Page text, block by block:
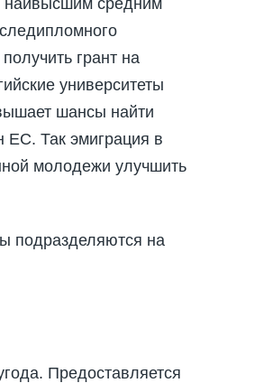
грант на
университеты
шансы найти
ЕС. Так эмиграция в
молодежи улучшить
подразделяются на
Предоставляется